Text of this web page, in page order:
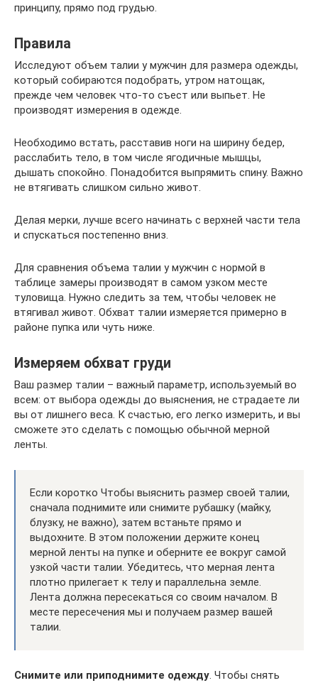
принципу, прямо под грудью.
Правила
Исследуют объем талии у мужчин для размера одежды,
который собираются подобрать, утром натощак,
прежде чем человек что-то съест или выпьет. Не
производят измерения в одежде.
Необходимо встать, расставив ноги на ширину бедер,
расслабить тело, в том числе ягодичные мышцы,
дышать спокойно. Понадобится выпрямить спину. Важно
не втягивать слишком сильно живот.
Делая мерки, лучше всего начинать с верхней части тела
и спускаться постепенно вниз.
Для сравнения объема талии у мужчин с нормой в
таблице замеры производят в самом узком месте
туловища. Нужно следить за тем, чтобы человек не
втягивал живот. Обхват талии измеряется примерно в
районе пупка или чуть ниже.
Измеряем обхват груди
Ваш размер талии – важный параметр, используемый во
всем: от выбора одежды до выяснения, не страдаете ли
вы от лишнего веса. К счастью, его легко измерить, и вы
сможете это сделать с помощью обычной мерной
ленты.
Если коротко Чтобы выяснить размер своей талии,
сначала поднимите или снимите рубашку (майку,
блузку, не важно), затем встаньте прямо и
выдохните. В этом положении держите конец
мерной ленты на пупке и оберните ее вокруг самой
узкой части талии. Убедитесь, что мерная лента
плотно прилегает к телу и параллельна земле.
Лента должна пересекаться со своим началом. В
месте пересечения мы и получаем размер вашей
талии.
Снимите или приподнимите одежду. Чтобы снять